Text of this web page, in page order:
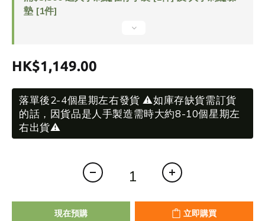
墊 [1件]
HK$1,149.00
落單後2-4個星期左右發貨 ⚠️如庫存缺貨需訂貨
的話，因貨品是人手製造需時大約8-10個星期左
右出貨⚠️
現在預購 立即購買